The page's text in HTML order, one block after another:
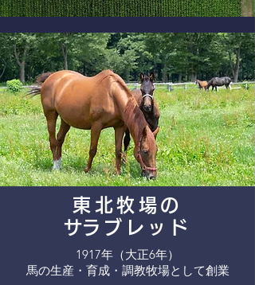
東北牧場の
​サラブレッド
1917年（大正6年）
​馬の生産・育成・調教牧場として創業